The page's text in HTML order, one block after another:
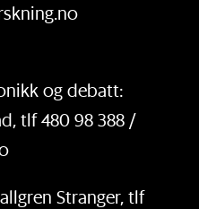
og debatt:
tlf 480 98 388 /
Stranger, tlf